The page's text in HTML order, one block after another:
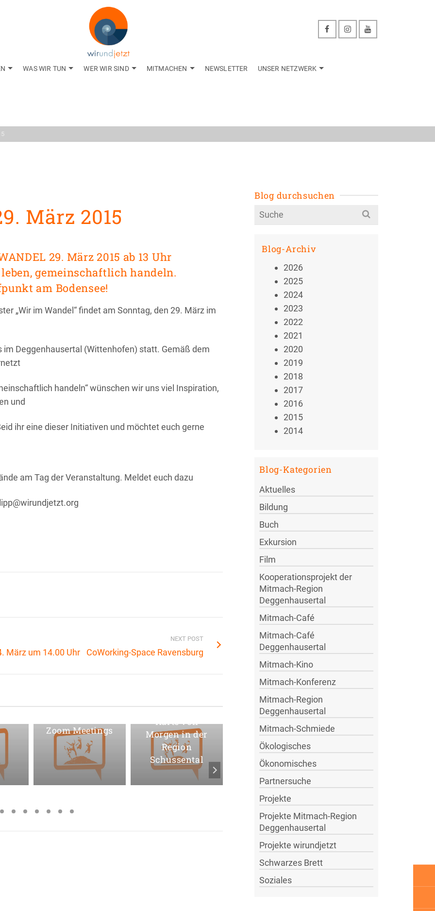
WAS WIR TUN WER WIR SIND MITMACHEN NEWSLETTER UNSER NETZWERK
aus dem Netzwerk
März 2015
29. März 2015 ab 13 Uhr
gemeinschaftlich handeln.
am Bodensee!
„Wir im Wandel“ findet am Sonntag, den 29. März im
im Deggenhausertal (Wittenhofen) statt. Gemäß dem
handeln“ wünschen wir uns viel Inspiration,
und
ihr eine dieser Initiativen und möchtet euch gerne
am Tag der Veranstaltung. Meldet euch dazu
März um 14.00 Uhr
NEXT POST
CoWorking-Space Ravensburg
Zoom Meetings
Karte von
Morgen in der
Region
Schussental
Geld der
Zukunft
eine von
mehreren
Blog durchsuchen
Search
for:
Blog-Archiv
2026
2025
2024
2023
2022
2021
2020
2019
2018
2017
2016
2015
2014
Blog-Kategorien
Aktuelles
Bildung
Buch
Exkursion
Film
Kooperationsprojekt der
Mitmach-Region
Deggenhausertal
Mitmach-Café
Mitmach-Café
Deggenhausertal
Mitmach-Kino
Mitmach-Konferenz
Mitmach-Region
Deggenhausertal
Mitmach-Schmiede
Ökologisches
Ökonomisches
Partnersuche
Projekte
Projekte Mitmach-Region
Deggenhausertal
Projekte wirundjetzt
Schwarzes Brett
Soziales